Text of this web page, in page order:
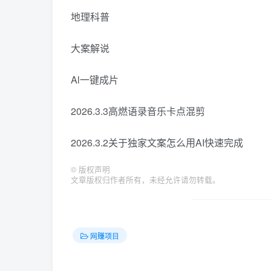
地理科普
大案解说
Al一键成片
2026.3.3高燃语录音乐卡点混剪
2026.3.2关于独家文案怎么用AI快速完成
© 版权声明
文章版权归作者所有，未经允许请勿转载。
网赚项目